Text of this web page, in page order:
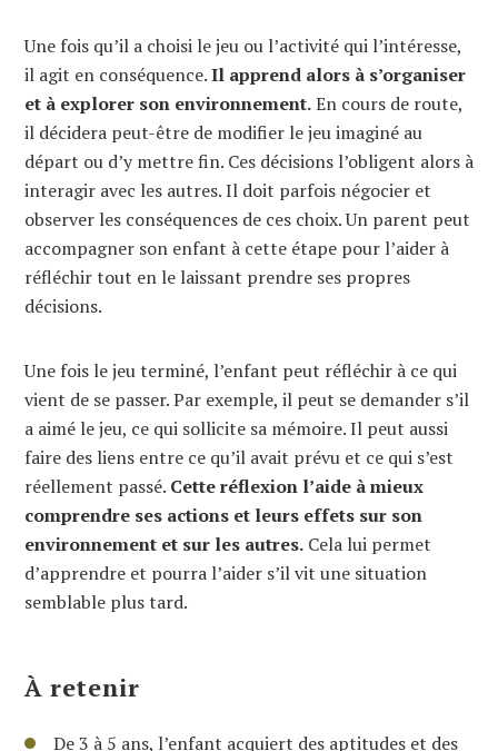
Une fois qu’il a choisi le jeu ou l’activité qui l’intéresse,
il agit en conséquence.Il apprend alors à s’organiser
et à explorer son environnement.En cours de route,
il décidera peut-être de modifier le jeu imaginé au
départ ou d’y mettre fin. Ces décisions l’obligent alors à
interagir avec les autres. Il doit parfois négocier et
observer les conséquences de ces choix. Un parent peut
accompagner son enfant à cette étape pour l’aider à
réfléchir tout en le laissant prendre ses propres
décisions.
Une fois le jeu terminé, l’enfant peut réfléchir à ce qui
vient de se passer. Par exemple, il peut se demander s’il
a aimé le jeu, ce qui sollicite sa mémoire. Il peut aussi
faire des liens entre ce qu’il avait prévu et ce qui s’est
réellement passé. Cette réflexion l’aide à mieux
comprendre ses actions et leurs effets sur son
environnement et sur les autres. Cela lui permet
d’apprendre et pourra l’aider s’il vit une situation
semblable plus tard.
À retenir
De 3 à 5 ans, l’enfant acquiert des aptitudes et des